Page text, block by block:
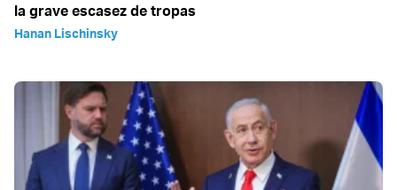
la grave escasez de tropas
Hanan Lischinsky